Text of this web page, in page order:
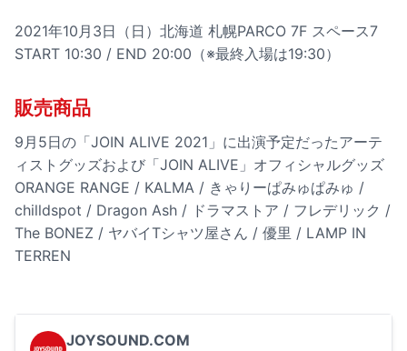
2021年10月3日（日）北海道 札幌PARCO 7F スペース7
START 10:30 / END 20:00（※最終入場は19:30）
販売商品
9月5日の「JOIN ALIVE 2021」に出演予定だったアーテ
ィストグッズおよび「JOIN ALIVE」オフィシャルグッズ
ORANGE RANGE / KALMA / きゃりーぱみゅぱみゅ /
chilldspot / Dragon Ash / ドラマストア / フレデリック /
The BONEZ / ヤバイTシャツ屋さん / 優里 / LAMP IN
TERREN
JOYSOUND.COM